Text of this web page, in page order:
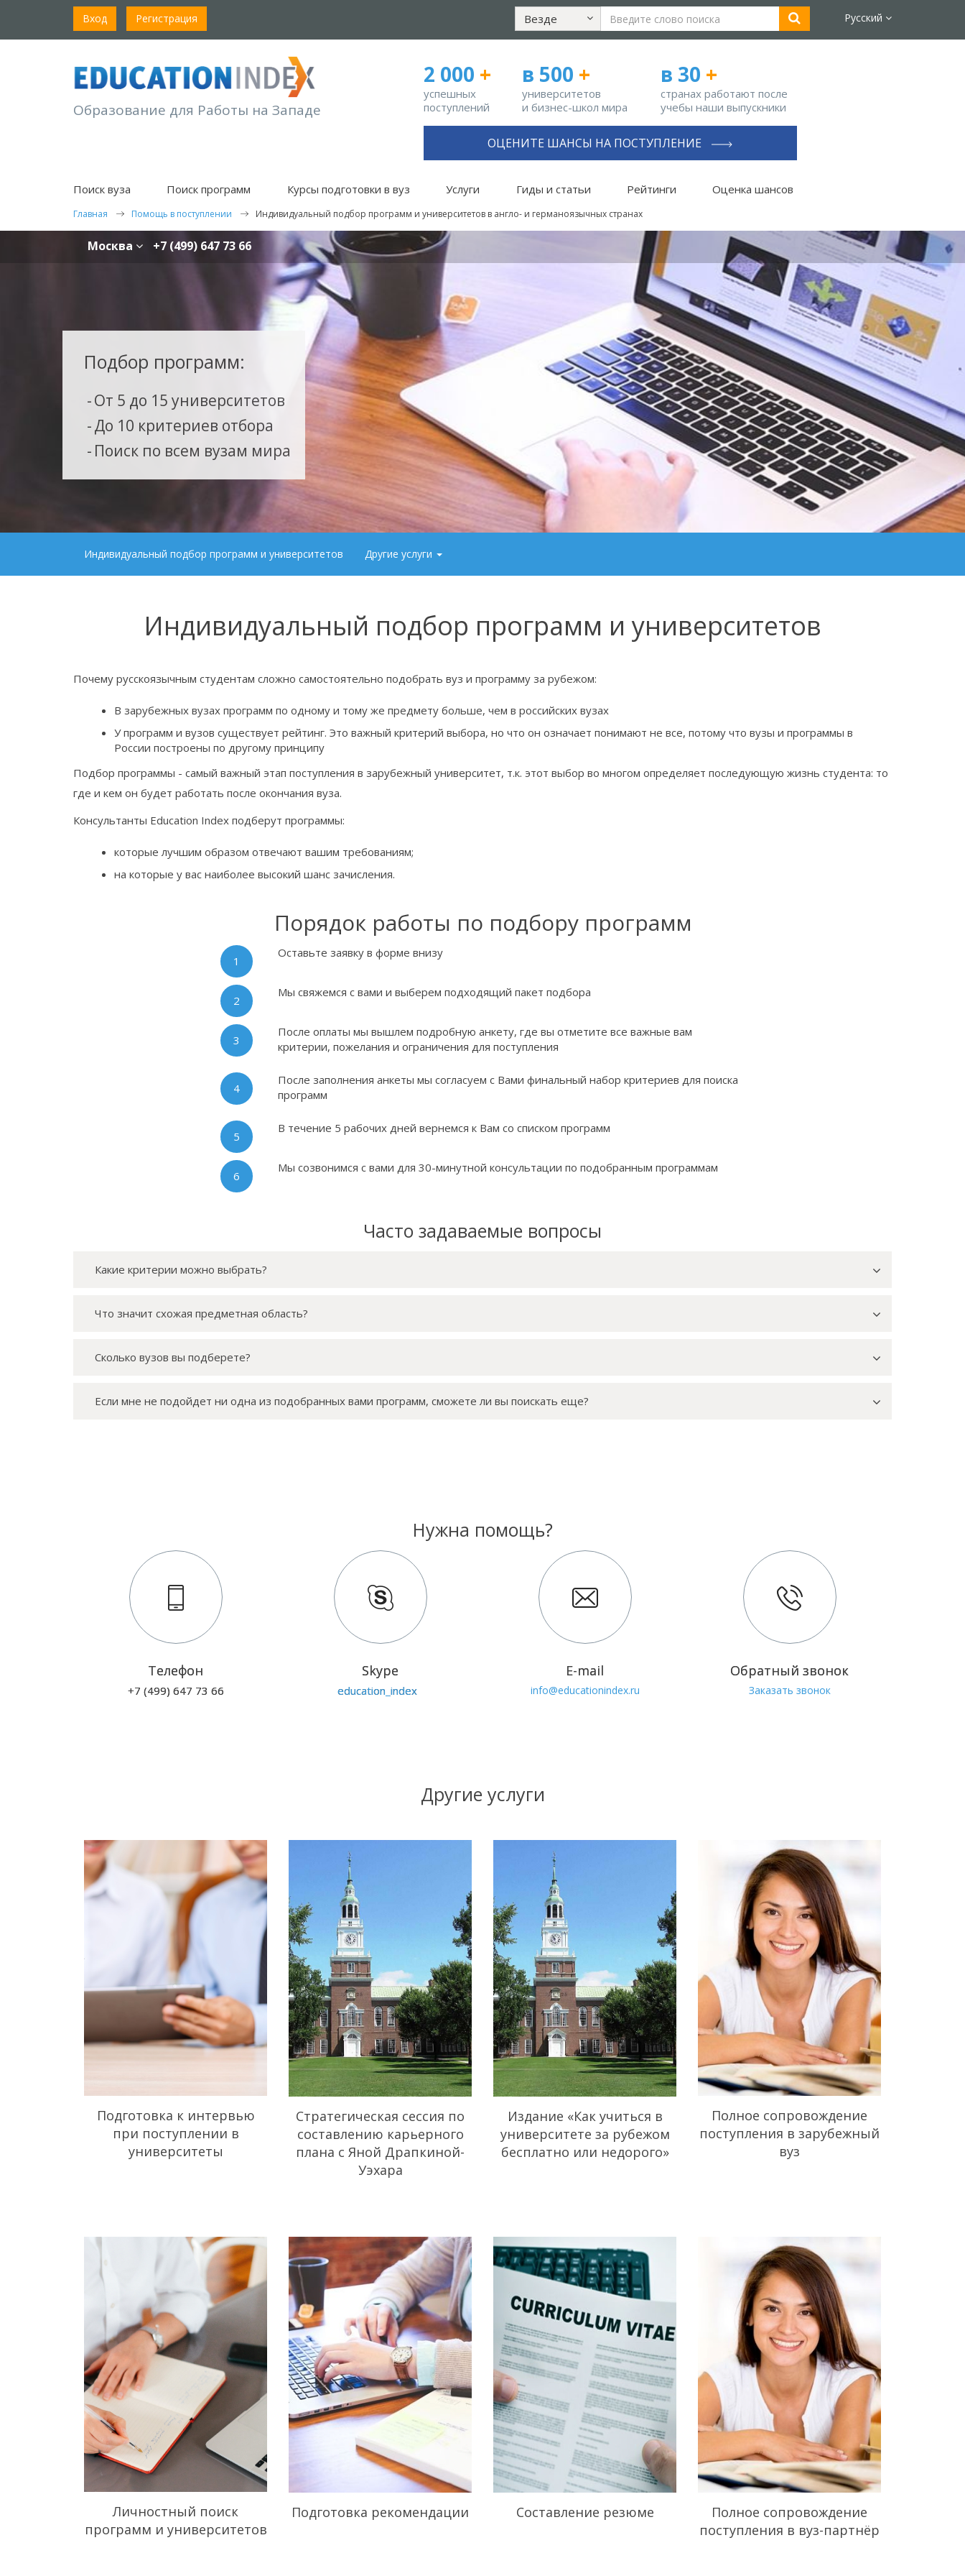
Вход Регистрация Везде Русский
Образование для Работы на Западе
2 000 +
успешных
поступлений
в 500 +
университетов
и бизнес-школ мира
в 30 +
странах работают после
учебы наши выпускники
ОЦЕНИТЕ ШАНСЫ НА ПОСТУПЛЕНИЕ
Поиск вуза Поиск программ Курсы подготовки в вуз Услуги Гиды и статьи Рейтинги Оценка шансов
Главная Помощь в поступлении Индивидуальный подбор программ и университетов в англо- и германоязычных странах
Подбор программ:
От 5 до 15 университетов
До 10 критериев отбора
Поиск по всем вузам мира
Москва +7 (499) 647 73 66
Индивидуальный подбор программ и университетов Другие услуги
Индивидуальный подбор программ и университетов
Почему русскоязычным студентам сложно самостоятельно подобрать вуз и программу за рубежом:
В зарубежных вузах программ по одному и тому же предмету больше, чем в российских вузах
У программ и вузов существует рейтинг. Это важный критерий выбора, но что он означает понимают не все, потому что вузы и программы в
России построены по другому принципу
Подбор программы - самый важный этап поступления в зарубежный университет, т.к. этот выбор во многом определяет последующую жизнь студента: то
где и кем он будет работать после окончания вуза.
Консультанты Education Index подберут программы:
которые лучшим образом отвечают вашим требованиям;
на которые у вас наиболее высокий шанс зачисления.
Порядок работы по подбору программ
1
Оставьте заявку в форме внизу
2
Мы свяжемся с вами и выберем подходящий пакет подбора
3
После оплаты мы вышлем подробную анкету, где вы отметите все важные вам
критерии, пожелания и ограничения для поступления
4
После заполнения анкеты мы согласуем с Вами финальный набор критериев для поиска
программ
5
В течение 5 рабочих дней вернемся к Вам со списком программ
6
Мы созвонимся с вами для 30-минутной консультации по подобранным программам
Часто задаваемые вопросы
Какие критерии можно выбрать?
Что значит схожая предметная область?
Сколько вузов вы подберете?
Если мне не подойдет ни одна из подобранных вами программ, сможете ли вы поискать еще?
Нужна помощь?
Телефон
+7 (499) 647 73 66
Skype
education_index
E-mail
info@educationindex.ru
Обратный звонок
Заказать звонок
Другие услуги
Подготовка к интервью
при поступлении в
университеты
Стратегическая сессия по
составлению карьерного
плана с Яной Драпкиной-
Уэхара
Издание «Как учиться в
университете за рубежом
бесплатно или недорого»
Полное сопровождение
поступления в зарубежный
вуз
Личностный поиск
программ и университетов
Подготовка рекомендации Составление резюме
Полное сопровождение
поступления в вуз-партнёр